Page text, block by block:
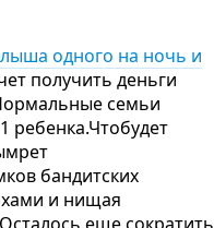
одного на ночь и
получить деньги
семьи
ребенка.Чтобудет
бандитских
и нищая